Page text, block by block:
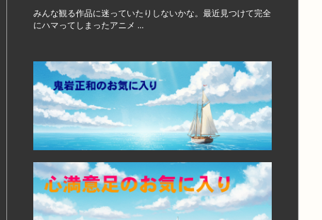
みんな観る作品に迷っていたりしないかな。最近見つけて完全
にハマってしまったアニメ ...